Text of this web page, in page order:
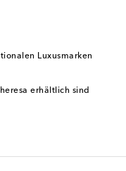
Luxusmarken
erhältlich sind